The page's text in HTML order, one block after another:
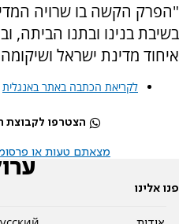
"הפרק הקשה בו שרויה
בשיבת בנינו ובתנו
איחוד מדינת ישראל
לקריאת הכתבה באתר באנגלית
הצטרפו לקבוצת
מצאתם טעות או
פנו אלינו